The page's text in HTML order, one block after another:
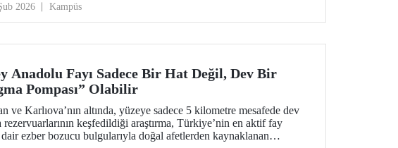
2026 Kampüs
Anadolu Fayı Sadece Bir Hat Değil, Dev Bir
Pompası” Olabilir
ve Karlıova’nın altında, yüzeye sadece 5 kilometre mesafede dev
rezervuarlarının keşfedildiği araştırma, Türkiye’nin en aktif fay
dair ezber bozucu bulgularıyla doğal afetlerden kaynaklanan